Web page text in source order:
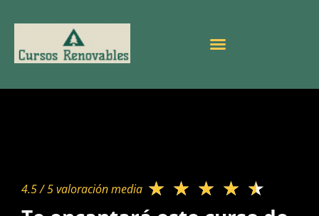
4.5 / 5 valoración media​ ★ ★ ★ ★ ★